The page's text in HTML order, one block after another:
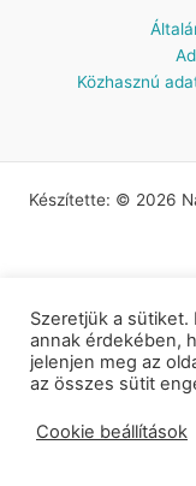
Közhasznú
Készítette: © 2026
Szeretjük a sütiket.
annak érdekében,
jelenjen meg az
az összes sütit
Cookie beállítások